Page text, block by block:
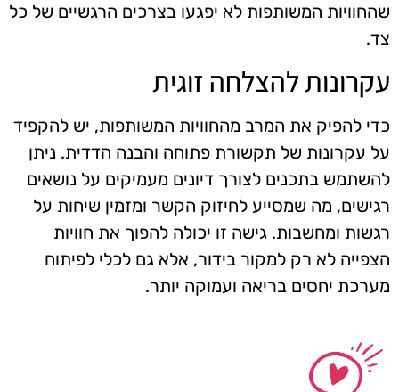
שהחוויות המשותפות לא יפגעו בצרכים הרגשיים של כל
צד.
עקרונות להצלחה זוגית
כדי להפיק את המרב מהחוויות המשותפות, יש להקפיד
על עקרונות של תקשורת פתוחה והבנה הדדית. ניתן
להשתמש בתכנים לצורך דיונים מעמיקים על נושאים
רגישים, מה שמסייע לחיזוק הקשר ומזמין שיחות על
רגשות ומחשבות. גישה זו יכולה להפוך את חוויות
הצפייה לא רק למקור בידור, אלא גם לכלי לפיתוח
מערכת יחסים בריאה ועמוקה יותר.